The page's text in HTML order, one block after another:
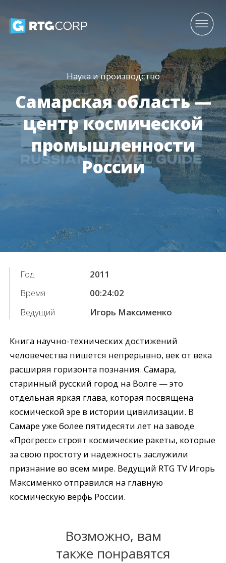
Наука и производство
Самарская область —
центр космической
промышленности
России
Год
2011
Время
00:24:02
Ведущий
Игорь Максименко
Книга научно-технических достижений
человечества пишется непрерывно, век от века
расширяя горизонта познания. Самара,
старинный русский город на Волге — это
отдельная яркая глава, которая посвящена
космической эре в истории цивилизации. В
Самаре уже более пятидесяти лет на заводе
«Прогресс» строят космические ракеты, которые
за свою простоту и надежность заслужили
признание во всем мире. Ведущий RTG TV Игорь
Максименко отправился на главную
космическую верфь России.
Возможно, вам
также понравятся